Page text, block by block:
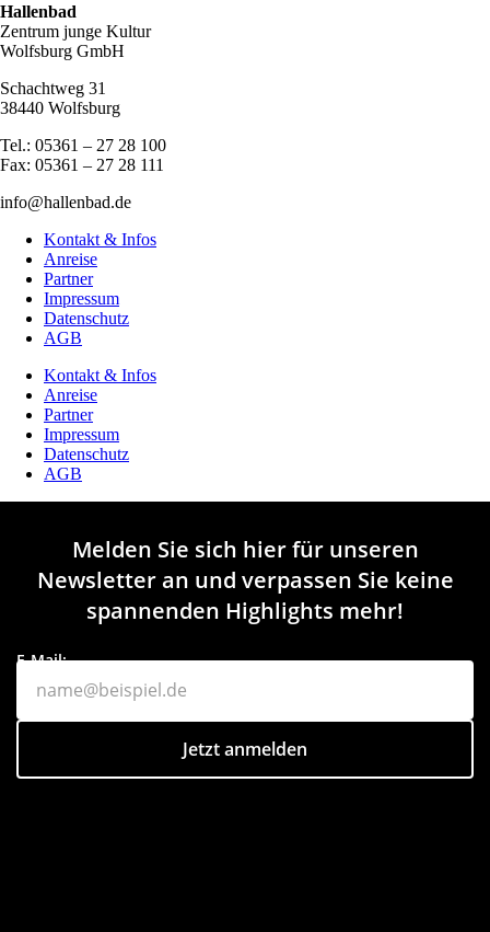
Hallenbad
Zentrum junge Kultur
Wolfsburg GmbH
Schachtweg 31
38440 Wolfsburg
Tel.: 05361 – 27 28 100
Fax: 05361 – 27 28 111
info@hallenbad.de
Kontakt & Infos
Anreise
Partner
Impressum
Datenschutz
AGB
Kontakt & Infos
Anreise
Partner
Impressum
Datenschutz
AGB